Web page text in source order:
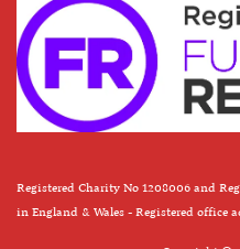
Registered Charity No 1208006 and
in England & Wales - Registered office